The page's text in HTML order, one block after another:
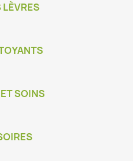
SOINS